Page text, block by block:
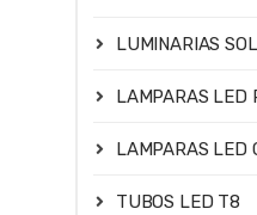
LUMINARIAS
LAMPARAS LED
LAMPARAS LED
TUBOS LED T8